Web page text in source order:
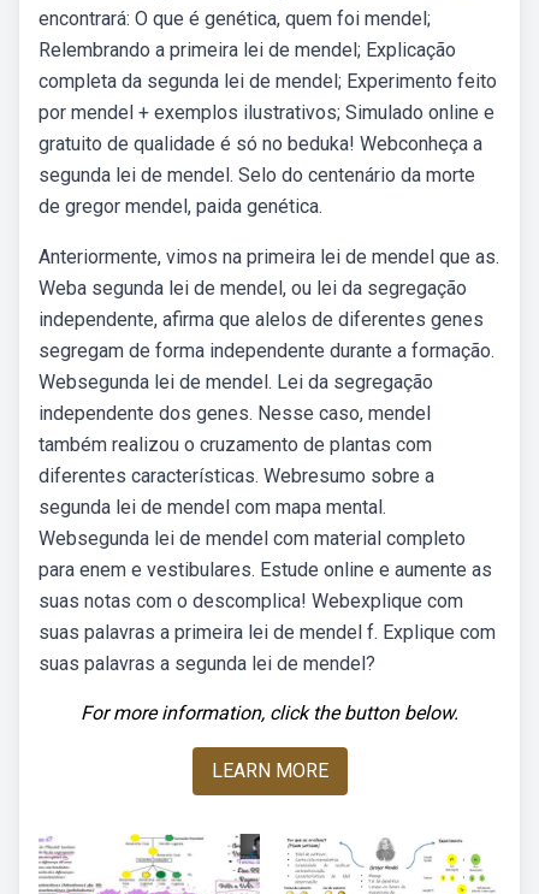
encontrará: O que é genética, quem foi mendel;
Relembrando a primeira lei de mendel; Explicação
completa da segunda lei de mendel; Experimento feito
por mendel + exemplos ilustrativos; Simulado online e
gratuito de qualidade é só no beduka! Webconheça a
segunda lei de mendel. Selo do centenário da morte
de gregor mendel, paida genética.
Anteriormente, vimos na primeira lei de mendel que as.
Weba segunda lei de mendel, ou lei da segregação
independente, afirma que alelos de diferentes genes
segregam de forma independente durante a formação.
Websegunda lei de mendel. Lei da segregação
independente dos genes. Nesse caso, mendel
também realizou o cruzamento de plantas com
diferentes características. Webresumo sobre a
segunda lei de mendel com mapa mental.
Websegunda lei de mendel com material completo
para enem e vestibulares. Estude online e aumente as
suas notas com o descomplica! Webexplique com
suas palavras a primeira lei de mendel f. Explique com
suas palavras a segunda lei de mendel?
For more information, click the button below.
LEARN MORE